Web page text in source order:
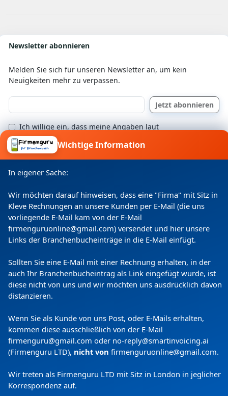
Newsletter abonnieren
Melden Sie sich für unseren Newsletter an, um kein
Neuigkeiten mehr zu verpassen.
Ich willige ein, dass meine Angaben laut
Datenschutzerklärung zweckgebunden verarbeitet
werden.
Copyright (c) 2024 by Firmenguru Ltd | alle Rechte
vorbehalten
Sonntag der 09. August | Seite generiert in
Wichtige Information
In eigener Sache:
Wir möchten darauf hinweisen, dass eine "Firma" mit Sitz in
Kleve Rechnungen an unsere Kunden per E-Mail (die uns
vorliegende E-Mail kam von der E-Mail
firmenguruonline@gmail.com) versendet und hier unsere
Links der Branchenbucheinträge in die E-Mail einfügt.
Sollten Sie eine E-Mail mit einer Rechnung erhalten, in der
auch Ihr Branchenbucheintrag als Link eingefügt wurde, ist
diese nicht von uns und wir möchten uns ausdrücklich davon
distanzieren.
Wenn Sie als Kunde von uns Post, oder E-Mails erhalten,
kommen diese ausschließlich von der E-Mail
firmenguru@gmail.com oder no-reply@smartinvoicing.ai
(Firmenguru LTD), nicht von firmenguruonline@gmail.com.
Wir treten als Firmenguru LTD mit Sitz in London in jeglicher
Korrespondenz auf.